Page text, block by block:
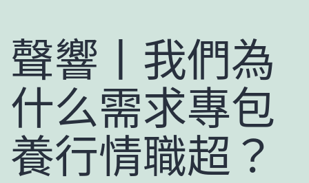
容聲響丨我們為
什么需求專包
養行情職超？